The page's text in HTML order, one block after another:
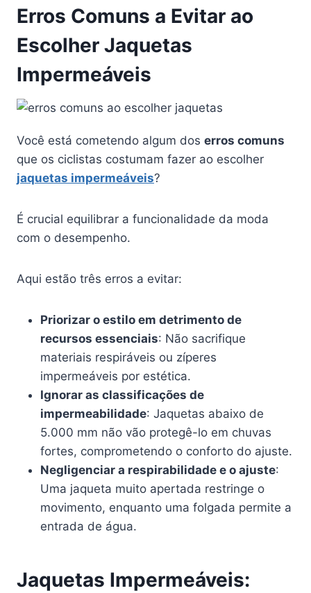
Erros Comuns a Evitar ao
Escolher Jaquetas
Impermeáveis
Você está cometendo algum dos erros comuns
que os ciclistas costumam fazer ao escolher
jaquetas impermeáveis?
É crucial equilibrar a funcionalidade da moda
com o desempenho.
Aqui estão três erros a evitar:
Priorizar o estilo em detrimento de
recursos essenciais: Não sacrifique
materiais respiráveis ou zíperes
impermeáveis por estética.
Ignorar as classificações de
impermeabilidade: Jaquetas abaixo de
5.000 mm não vão protegê-lo em chuvas
fortes, comprometendo o conforto do ajuste.
Negligenciar a respirabilidade e o ajuste:
Uma jaqueta muito apertada restringe o
movimento, enquanto uma folgada permite a
entrada de água.
Jaquetas Impermeáveis: